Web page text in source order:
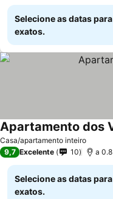
Selecione as datas
exatos.
Casa/apartamento inteiro
Apartamento dos
9,7 Excelente 10 a
Selecione as datas
exatos.